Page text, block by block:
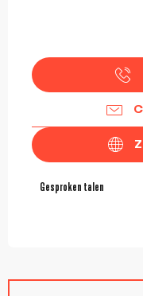
Gesproken talen
Gesproken talen